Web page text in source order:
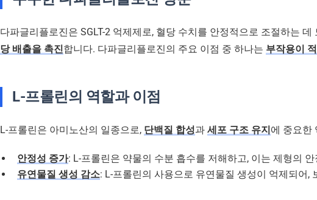
다파글리플로진은 SGLT-2 억제제로, 혈당 수치를 안정적으로 조절하는
당 배출을 촉진합니다. 다파글리플로진의 주요 이점 중 하나는 부작용이
L-프롤린의 역할과 이점
L-프롤린은 아미노산의 일종으로, 단백질 합성과 세포 구조 유지 에 중요한
안정성 증가: L-프롤린은 약물의 수분 흡수를 저해하고, 이는 제형의
유연물질 생성 감소: L-프롤린의 사용으로 유연물질 생성이 억제되어,